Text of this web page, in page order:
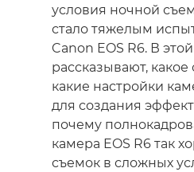
условия ночной
стало тяжелым
Canon EOS R6. В
рассказывают,
какие настройки
для создания
почему
камера EOS R6 так
съемок в сложных